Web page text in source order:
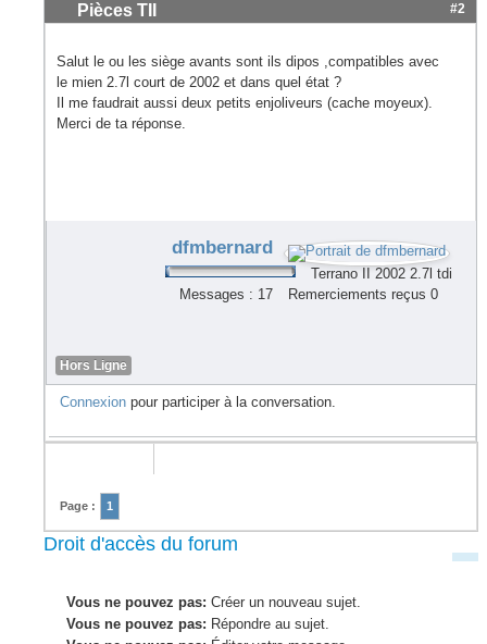
Pièces TII #2
Salut le ou les siège avants sont ils dipos ,compatibles avec
le mien 2.7l court de 2002 et dans quel état ?
Il me faudrait aussi deux petits enjoliveurs (cache moyeux).
Merci de ta réponse.
dfmbernard
Terrano II 2002 2.7l tdi
Messages : 17
Remerciements reçus 0
Hors Ligne
Connexion pour participer à la conversation.
Page : 1
Droit d'accès du forum
Vous ne pouvez pas: Créer un nouveau sujet.
Vous ne pouvez pas: Répondre au sujet.